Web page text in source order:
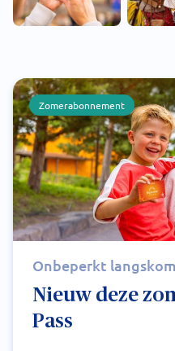
Zomerabonnement
Onbeperkt
Nieuw deze
Pass